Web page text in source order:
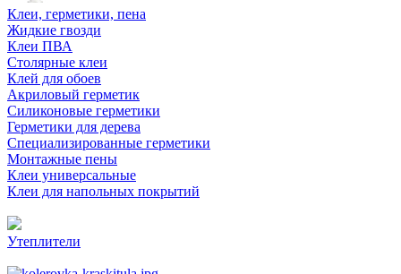
Клеи, герметики, пена
Жидкие гвозди
Клеи ПВА
Столярные клеи
Клей для обоев
Акриловый герметик
Силиконовые герметики
Герметики для дерева
Специализированные герметики
Монтажные пены
Клеи универсальные
Клеи для напольных покрытий
Утеплители